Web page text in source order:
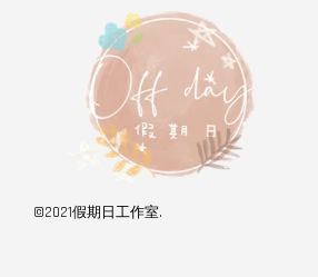
©2021假期日工作室.